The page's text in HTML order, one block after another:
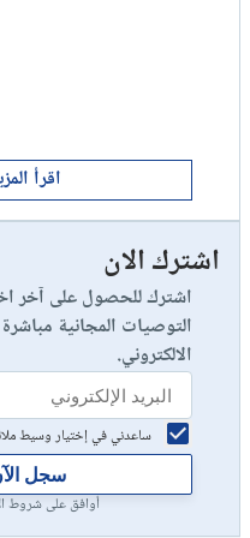
10
اقرأ
اشترك الان
اشترك للحصول على آخر
التوصيات المجانية
الالكتروني.
ساعدني في إختيار وسيط
سجل
أوافق على شروط